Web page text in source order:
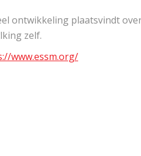
ontwikkeling plaatsvindt
zelf.
www.essm.org/